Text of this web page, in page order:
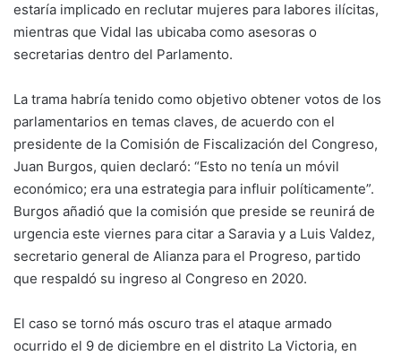
estaría implicado en reclutar mujeres para labores ilícitas,
mientras que Vidal las ubicaba como asesoras o
secretarias dentro del Parlamento.
La trama habría tenido como objetivo obtener votos de los
parlamentarios en temas claves, de acuerdo con el
presidente de la Comisión de Fiscalización del Congreso,
Juan Burgos, quien declaró: “Esto no tenía un móvil
económico; era una estrategia para influir políticamente”.
Burgos añadió que la comisión que preside se reunirá de
urgencia este viernes para citar a Saravia y a Luis Valdez,
secretario general de Alianza para el Progreso, partido
que respaldó su ingreso al Congreso en 2020.
El caso se tornó más oscuro tras el ataque armado
ocurrido el 9 de diciembre en el distrito La Victoria, en